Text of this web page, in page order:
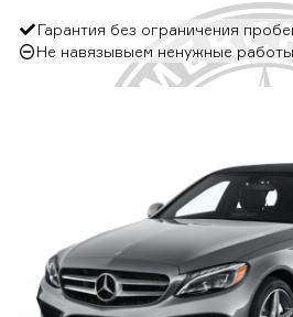
Гарантия без ограничения
Не навязывыем ненужные работы